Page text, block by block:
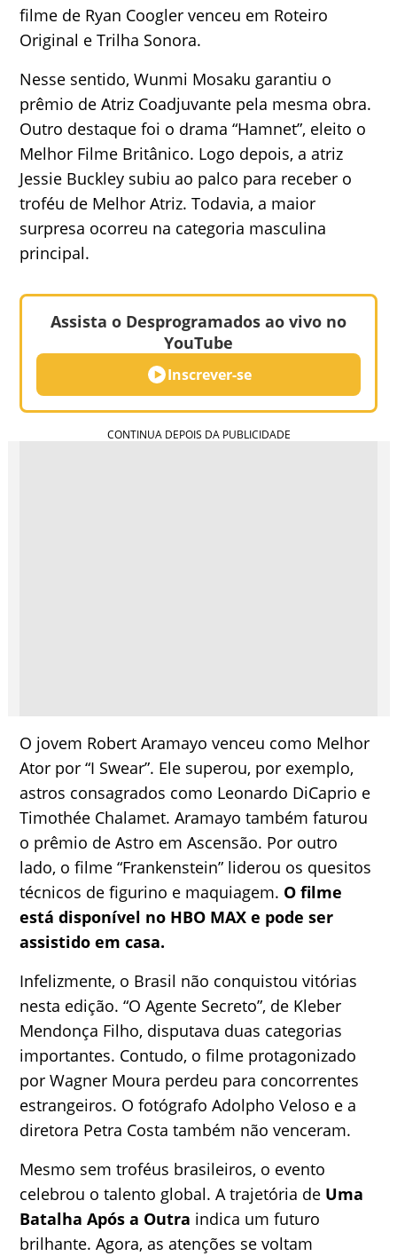
filme de Ryan Coogler venceu em Roteiro
Original e Trilha Sonora.
Nesse sentido, Wunmi Mosaku garantiu o
prêmio de Atriz Coadjuvante pela mesma obra.
Outro destaque foi o drama “Hamnet”, eleito o
Melhor Filme Britânico. Logo depois, a atriz
Jessie Buckley subiu ao palco para receber o
troféu de Melhor Atriz. Todavia, a maior
surpresa ocorreu na categoria masculina
principal.
Assista o Desprogramados ao vivo no
YouTube
Inscrever-se
O jovem Robert Aramayo venceu como Melhor
Ator por “I Swear”. Ele superou, por exemplo,
astros consagrados como Leonardo DiCaprio e
Timothée Chalamet. Aramayo também faturou
o prêmio de Astro em Ascensão. Por outro
lado, o filme “Frankenstein” liderou os quesitos
técnicos de figurino e maquiagem. O filme
está disponível no HBO MAX e pode ser
assistido em casa.
Infelizmente, o Brasil não conquistou vitórias
nesta edição. “O Agente Secreto”, de Kleber
Mendonça Filho, disputava duas categorias
importantes. Contudo, o filme protagonizado
por Wagner Moura perdeu para concorrentes
estrangeiros. O fotógrafo Adolpho Veloso e a
diretora Petra Costa também não venceram.
Mesmo sem troféus brasileiros, o evento
celebrou o talento global. A trajetória de Uma
Batalha Após a Outra indica um futuro
brilhante. Agora, as atenções se voltam